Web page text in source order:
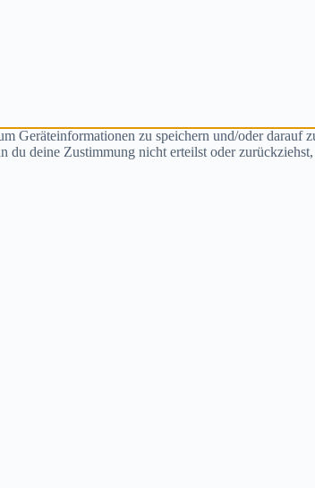
zu speichern und/oder darauf
deine Zustimmung nicht erteilst oder